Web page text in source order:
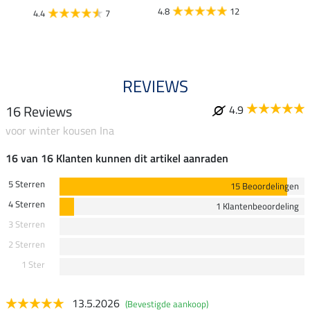
4.4 7 4.8 12
REVIEWS
16 Reviews
4.9
voor winter kousen Ina
16 van 16 Klanten kunnen dit artikel aanraden
5 Sterren
15 Beoordelingen
4 Sterren
1 Klantenbeoordeling
3 Sterren
2 Sterren
1 Ster
13.5.2026 (Bevestigde aankoop)